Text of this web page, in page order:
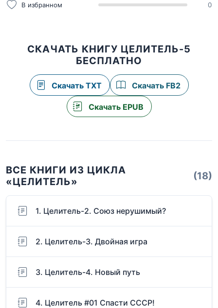
В избранном 0
СКАЧАТЬ КНИГУ ЦЕЛИТЕЛЬ-5
БЕСПЛАТНО
Скачать TXT Скачать FB2
Скачать EPUB
ВСЕ КНИГИ ИЗ ЦИКЛА
«ЦЕЛИТЕЛЬ»
(18)
1. Целитель-2. Союз нерушимый?
2. Целитель-3. Двойная игра
3. Целитель-4. Новый путь
4. Целитель #01 Спасти СССР!